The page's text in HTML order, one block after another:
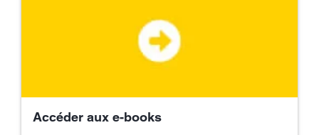
Accéder aux e-books